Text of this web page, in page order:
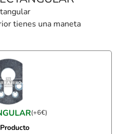
tienes una maneta
(+6€)